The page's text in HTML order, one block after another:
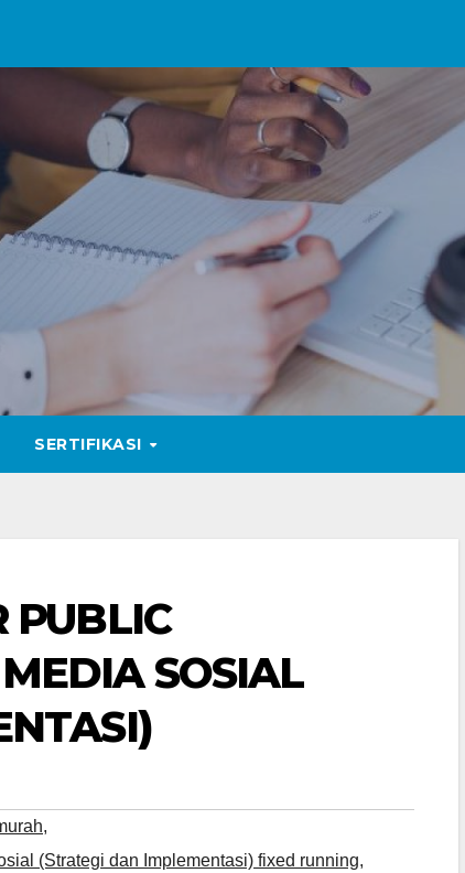
SERTIFIKASI
PUBLIC
SOSIAL
,
(Strategi dan Implementasi) fixed running,